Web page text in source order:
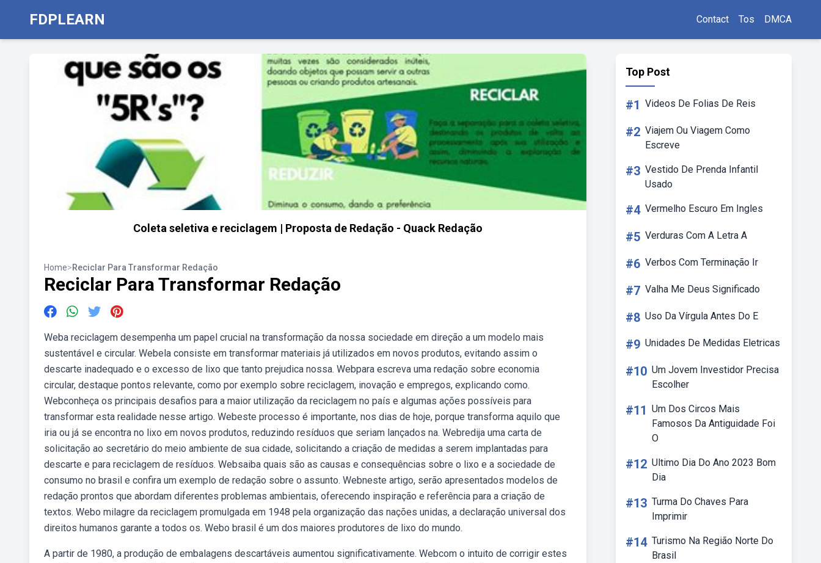
FDPLEARN Contact Tos DMCA
Coleta seletiva e reciclagem | Proposta de Redação - Quack Redação
Home>Reciclar Para Transformar Redação
Reciclar Para Transformar Redação
Weba reciclagem desempenha um papel crucial na transformação da nossa sociedade em direção a um modelo mais
sustentável e circular. Webela consiste em transformar materiais já utilizados em novos produtos, evitando assim o
descarte inadequado e o excesso de lixo que tanto prejudica nossa. Webpara escreva uma redação sobre economia
circular, destaque pontos relevante, como por exemplo sobre reciclagem, inovação e empregos, explicando como.
Webconheça os principais desafios para a maior utilização da reciclagem no país e algumas ações possíveis para
transformar esta realidade nesse artigo. Webeste processo é importante, nos dias de hoje, porque transforma aquilo que
iria ou já se encontra no lixo em novos produtos, reduzindo resíduos que seriam lançados na. Webredija uma carta de
solicitação ao secretário do meio ambiente de sua cidade, solicitando a criação de medidas a serem implantadas para
descarte e para reciclagem de resíduos. Websaiba quais são as causas e consequências sobre o lixo e a sociedade de
consumo no brasil e confira um exemplo de redação sobre o assunto. Webneste artigo, serão apresentados modelos de
redação prontos que abordam diferentes problemas ambientais, oferecendo inspiração e referência para a criação de
textos. Webo milagre da reciclagem promulgada em 1948 pela organização das nações unidas, a declaração universal dos
direitos humanos garante a todos os. Webo brasil é um dos maiores produtores de lixo do mundo.
A partir de 1980, a produção de embalagens descartáveis aumentou significativamente. Webcom o intuito de corrigir estes
Top Post
#1 Videos De Folias De Reis
#2 Viajem Ou Viagem Como
Escreve
#3 Vestido De Prenda Infantil
Usado
#4 Vermelho Escuro Em Ingles
#5 Verduras Com A Letra A
#6 Verbos Com Terminação Ir
#7 Valha Me Deus Significado
#8 Uso Da Vírgula Antes Do E
#9 Unidades De Medidas Eletricas
#10 Um Jovem Investidor Precisa
Escolher
#11 Um Dos Circos Mais
Famosos Da Antiguidade Foi
O
#12 Ultimo Dia Do Ano 2023 Bom
Dia
#13 Turma Do Chaves Para
Imprimir
#14 Turismo Na Região Norte Do
Brasil